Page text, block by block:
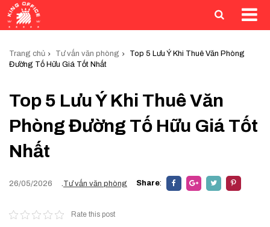
Trang chủ Tư vấn văn phòng
Top 5 Lưu Ý Khi Thuê Văn Phòng
Đường Tố Hữu Giá Tốt Nhất
Top 5 Lưu Ý Khi Thuê Văn
Phòng Đường Tố Hữu Giá Tốt
Nhất
26/05/2026 Tư vấn văn phòng Share:
Rate this post